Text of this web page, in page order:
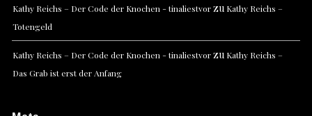
Kathy Reichs – Der Code der Knochen - tinaliestvorzu Kathy Reichs –
Totengeld
Kathy Reichs – Der Code der Knochen - tinaliestvorzu Kathy Reichs –
Das Grab ist erst der Anfang